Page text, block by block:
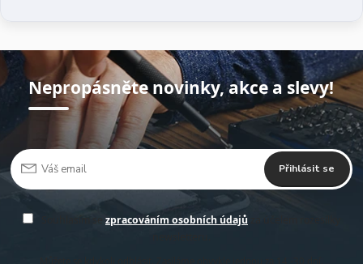
Nepropásněte novinky, akce a slevy!
Přihlásit se
zpracováním osobních údajů